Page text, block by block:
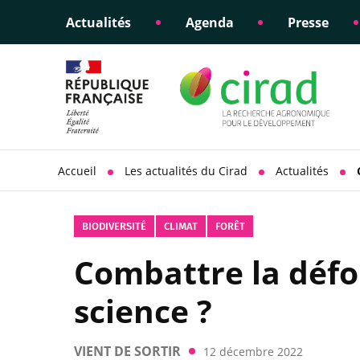
Actualités Agenda Presse
Éclairer les politiques
Appui à la
scientifique
Engagements éthiques
sociétale
Accueil Les actualités du Cirad Actualités
BIODIVERSITÉ CLIMAT FORÊT
Combattre la
science ?
VIENT DE SORTIR 12 décembre 2022